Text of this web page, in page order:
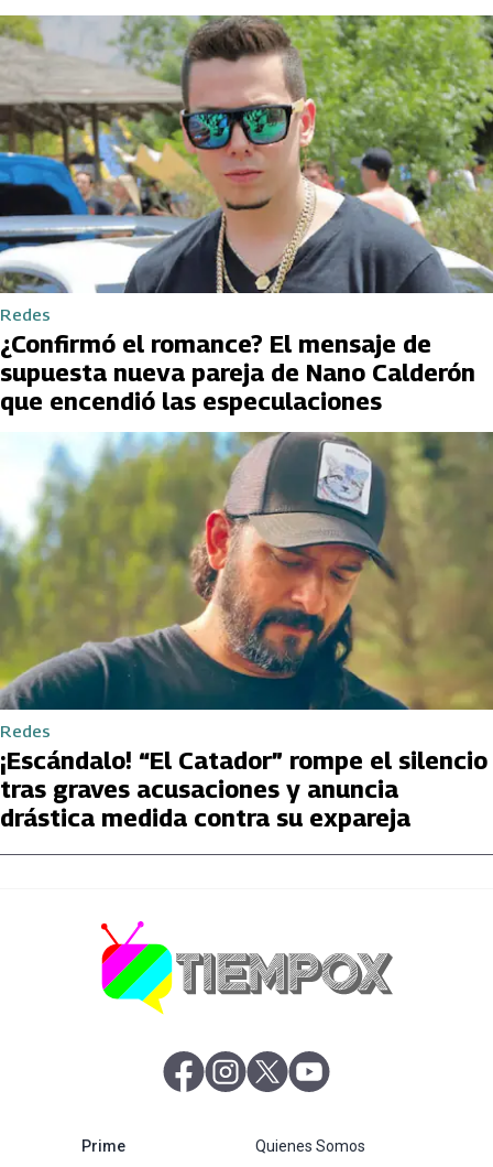
Redes
¿Confirmó el romance? El mensaje de
supuesta nueva pareja de Nano Calderón
que encendió las especulaciones
Redes
¡Escándalo! “El Catador” rompe el silencio
tras graves acusaciones y anuncia
drástica medida contra su expareja
abre en nueva pestaña
abre en nueva pestaña
abre en nueva pestaña
Primeabre en nueva pestañaQuienes Somos